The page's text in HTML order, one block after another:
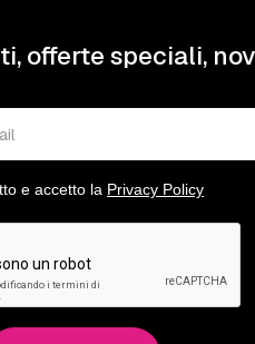
offerte speciali,
e accetto la Privacy Policy